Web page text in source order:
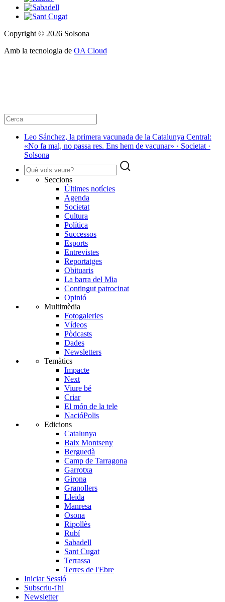
Copyright © 2026 Solsona
Amb la tecnologia de OA Cloud
Leo Sánchez, la primera vacunada de la Catalunya Central:
«No fa mal, no passa res. Ens hem de vacunar» · Societat ·
Solsona
Seccions
Últimes notícies
Agenda
Societat
Cultura
Política
Successos
Esports
Entrevistes
Reportatges
Obituaris
La barra del Mia
Contingut patrocinat
Opinió
Multimèdia
Fotogaleries
Vídeos
Pòdcasts
Dades
Newsletters
Temàtics
Impacte
Next
Viure bé
Criar
El món de la tele
NacióPolis
Edicions
Catalunya
Baix Montseny
Berguedà
Camp de Tarragona
Garrotxa
Girona
Granollers
Lleida
Manresa
Osona
Ripollès
Rubí
Sabadell
Sant Cugat
Terrassa
Terres de l'Ebre
Iniciar Sessió
Subscriu-t'hi
Newsletter